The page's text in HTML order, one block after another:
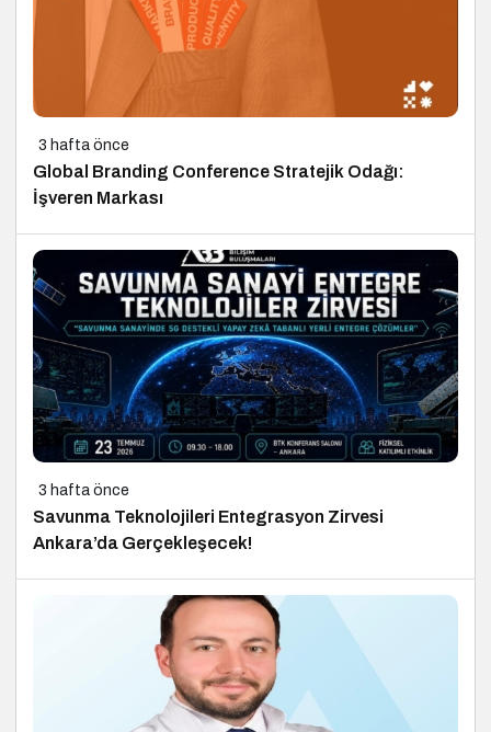
3 hafta önce
Global Branding Conference Stratejik Odağı:
İşveren Markası
3 hafta önce
Savunma Teknolojileri Entegrasyon Zirvesi
Ankara’da Gerçekleşecek!